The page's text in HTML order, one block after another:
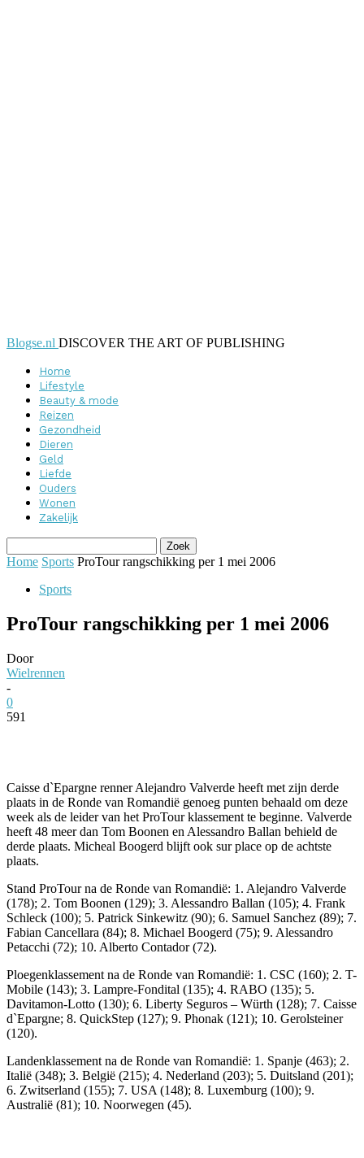
Blogse.nl DISCOVER THE ART OF PUBLISHING
Home
Lifestyle
Beauty & mode
Reizen
Gezondheid
Dieren
Geld
Liefde
Ouders
Wonen
Zakelijk
Home Sports ProTour rangschikking per 1 mei 2006
Sports
ProTour rangschikking per 1 mei 2006
Door
Wielrennen
-
0
591
Caisse d`Epargne renner Alejandro Valverde heeft met zijn derde
plaats in de Ronde van Romandië genoeg punten behaald om deze
week als de leider van het ProTour klassement te beginne. Valverde
heeft 48 meer dan Tom Boonen en Alessandro Ballan behield de
derde plaats. Micheal Boogerd blijft ook sur place op de achtste
plaats.
Stand ProTour na de Ronde van Romandië: 1. Alejandro Valverde
(178); 2. Tom Boonen (129); 3. Alessandro Ballan (105); 4. Frank
Schleck (100); 5. Patrick Sinkewitz (90); 6. Samuel Sanchez (89); 7.
Fabian Cancellara (84); 8. Michael Boogerd (75); 9. Alessandro
Petacchi (72); 10. Alberto Contador (72).
Ploegenklassement na de Ronde van Romandië: 1. CSC (160); 2. T-
Mobile (143); 3. Lampre-Fondital (135); 4. RABO (135); 5.
Davitamon-Lotto (130); 6. Liberty Seguros – Würth (128); 7. Caisse
d`Epargne; 8. QuickStep (127); 9. Phonak (121); 10. Gerolsteiner
(120).
Landenklassement na de Ronde van Romandië: 1. Spanje (463); 2.
Italië (348); 3. België (215); 4. Nederland (203); 5. Duitsland (201);
6. Zwitserland (155); 7. USA (148); 8. Luxemburg (100); 9.
Australië (81); 10. Noorwegen (45).